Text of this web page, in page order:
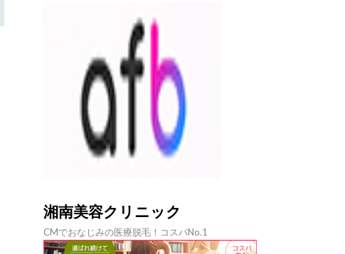
湘南美容クリニック
CMでおなじみの医療脱毛！コスパNo.1